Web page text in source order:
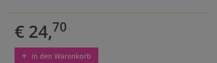
€ 24,70
in den Warenkorb